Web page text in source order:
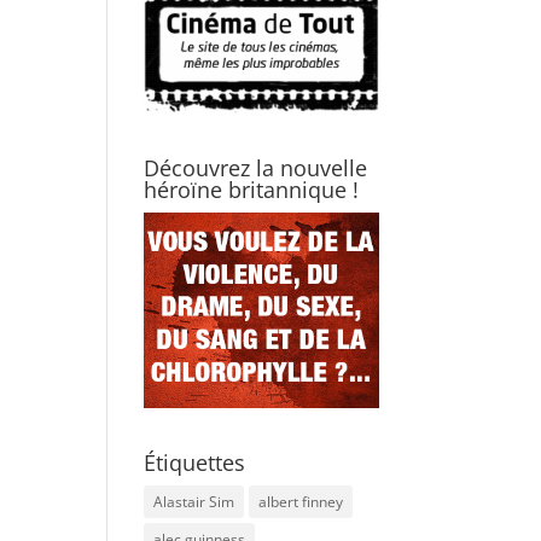
Découvrez la nouvelle
héroïne britannique !
Étiquettes
Alastair Sim
albert finney